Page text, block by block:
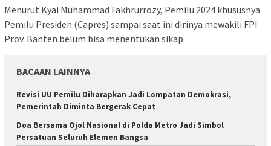
Menurut Kyai Muhammad Fakhrurrozy, Pemilu 2024 khususnya
Pemilu Presiden (Capres) sampai saat ini dirinya mewakili FPI
Prov. Banten belum bisa menentukan sikap.
BACAAN LAINNYA
Revisi UU Pemilu Diharapkan Jadi Lompatan Demokrasi,
Pemerintah Diminta Bergerak Cepat
Doa Bersama Ojol Nasional di Polda Metro Jadi Simbol
Persatuan Seluruh Elemen Bangsa